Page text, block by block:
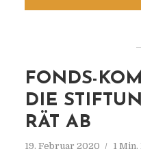
FONDS-
DIE
RÄT AB
19. Februar 2020 1